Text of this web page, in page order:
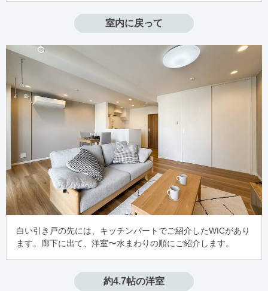
室内に戻って
白い引き戸の先には、キッチンパートでご紹介したWICがあり
ます。廊下に出て、洋室〜水まわりの順にご紹介します。
約4.7帖の洋室